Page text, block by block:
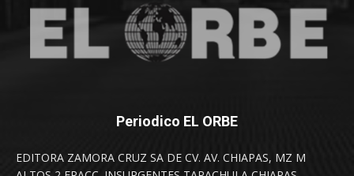
Periodico EL ORBE
EDITORA ZAMORA CRUZ SA DE CV. AV. CHIAPAS, MZ M